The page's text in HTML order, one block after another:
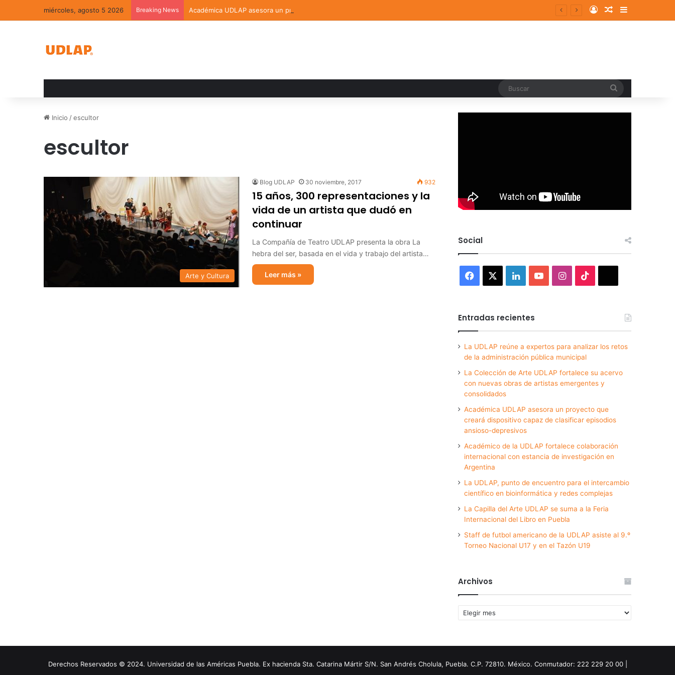
miércoles, agosto 5 2026 Breaking News Académica UDLAP asesora un proyecto que creará dispositivo capaz de clasificar episodios ansioso-depresivos Log InRandom Article
Sidebar
Inicio /escultor
escultor
Arte y Cultura
Blog UDLAP 30 noviembre, 2017 932
15 años, 300 representaciones y la
vida de un artista que dudó en
continuar
La Compañía de Teatro UDLAP presenta la obra La
hebra del ser, basada en el vida y trabajo del artista…
Leer más »
Social
Facebook LinkedInYouTubeInstagram
Entradas recientes
La UDLAP reúne a expertos para analizar los retos
de la administración pública municipal
La Colección de Arte UDLAP fortalece su acervo
con nuevas obras de artistas emergentes y
consolidados
Académica UDLAP asesora un proyecto que
creará dispositivo capaz de clasificar episodios
ansioso-depresivos
Académico de la UDLAP fortalece colaboración
internacional con estancia de investigación en
Argentina
La UDLAP, punto de encuentro para el intercambio
científico en bioinformática y redes complejas
La Capilla del Arte UDLAP se suma a la Feria
Internacional del Libro en Puebla
Staff de futbol americano de la UDLAP asiste al 9.º
Torneo Nacional U17 y en el Tazón U19
Archivos
Archivos
Derechos Reservados © 2024. Universidad de las Américas Puebla. Ex hacienda Sta. Catarina Mártir S/N. San Andrés Cholula, Puebla. C.P. 72810. México. Conmutador: 222 229 20 00 |